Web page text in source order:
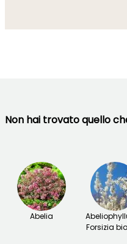
Non hai trovato quello
Abelia
Forsizia